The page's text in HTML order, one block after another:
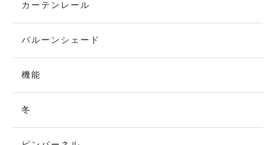
カーテンレール
バルーンシェード
機能
冬